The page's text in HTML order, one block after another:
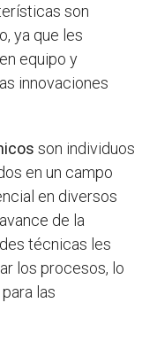
son
ya que les
equipo y
innovaciones
son individuos
en un campo
en diversos
de la
técnicas les
los procesos, lo
las